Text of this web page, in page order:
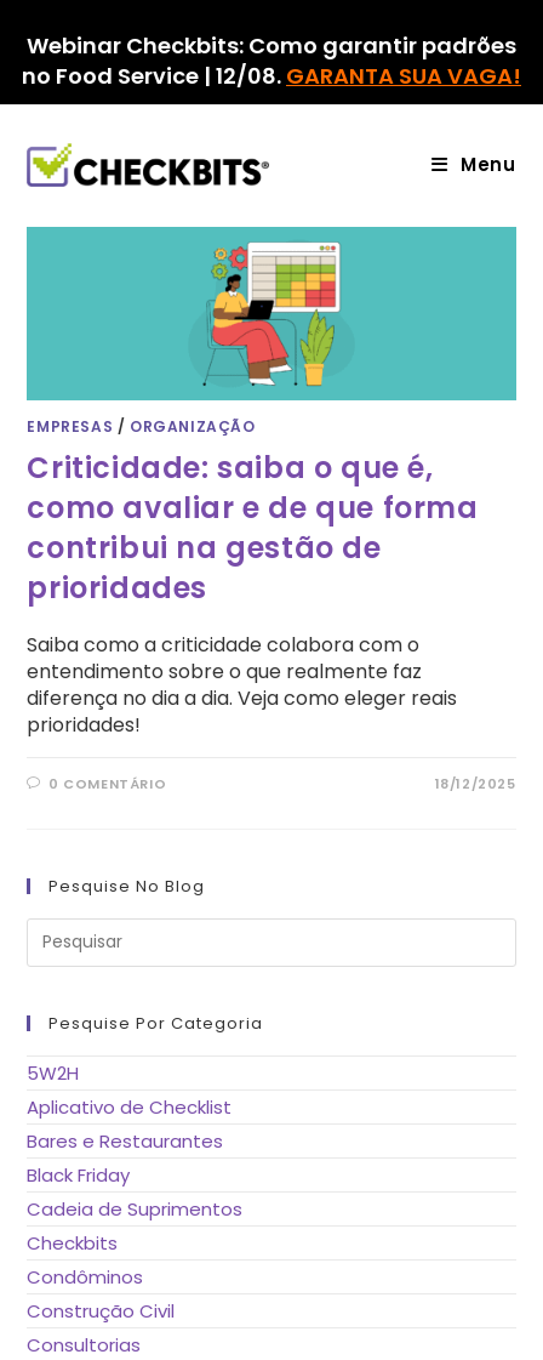
para
conteúdo
Webinar Checkbits: Como garantir padrões
no Food Service | 12/08. GARANTA SUA VAGA!
Menu
EMPRESAS / ORGANIZAÇÃO
Criticidade: saiba o que é,
como avaliar e de que forma
contribui na gestão de
prioridades
Saiba como a criticidade colabora com o
entendimento sobre o que realmente faz
diferença no dia a dia. Veja como eleger reais
prioridades!
0 COMENTÁRIO 18/12/2025
Pesquise No Blog
Pesquise Por Categoria
5W2H
Aplicativo de Checklist
Bares e Restaurantes
Black Friday
Cadeia de Suprimentos
Checkbits
Condôminos
Construção Civil
Consultorias